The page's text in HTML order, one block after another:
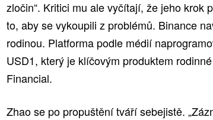
zločin“. Kritici mu ale vyčítají, že jeho krok
to, aby se vykoupili z problémů. Binance
rodinou. Platforma podle médií
USD1, který je klíčovým produktem
Financial.
Zhao se po propuštění tváří sebejistě.